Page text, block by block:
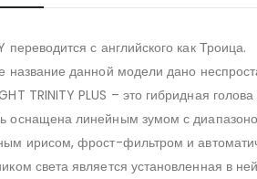
переводится с английского как Троица.
название данной модели дано
TRINITY PLUS – это гибридная
оснащена линейным зумом с
ирисом, фрост-фильтром и
света является установленная в